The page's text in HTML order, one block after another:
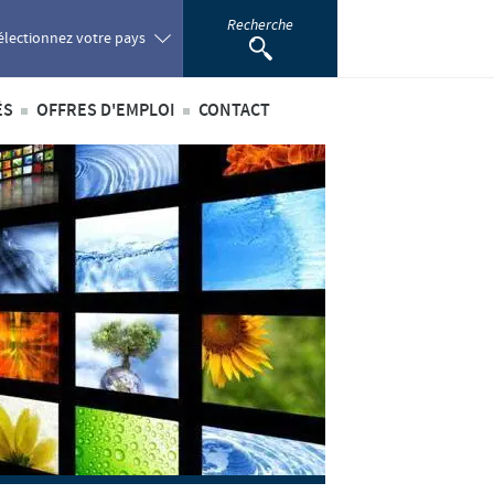
votre pays
Africa
Recherche
internationales
au sein du Benelux
OFFRES D'EMPLOI
Offres d'emploi internationales
Offres d'emploi au sein du Benelux
CONTACT